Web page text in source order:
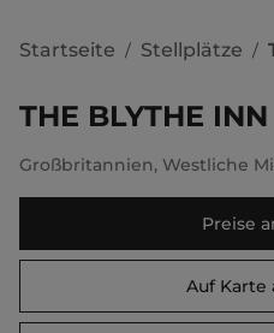
Startseite / Stellplätze /
THE BLYTHE INN
Großbritannien, Westliche
Preise
Auf Karte